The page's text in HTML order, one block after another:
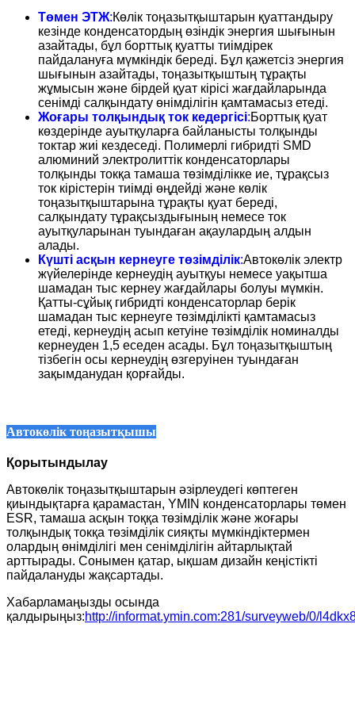
Төмен ЭТЖ:Көлік тоңазытқыштарын қуаттандыру
кезінде конденсатордың өзіндік энергия шығынын
азайтады, бұл борттық қуатты тиімдірек
пайдалануға мүмкіндік береді. Бұл қажетсіз энергия
шығынын азайтады, тоңазытқыштың тұрақты
жұмысын және бірдей қуат кірісі жағдайларында
сенімді салқындату өнімділігін қамтамасыз етеді.
Жоғары толқындық ток кедергісі:Борттық қуат
көздерінде ауытқуларға байланысты толқынды
токтар жиі кездеседі. Полимерлі гибридті SMD
алюминий электролиттік конденсаторлары
толқынды токқа тамаша төзімділікке ие, тұрақсыз
ток кірістерін тиімді өңдейді және көлік
тоңазытқыштарына тұрақты қуат береді,
салқындату тұрақсыздығының немесе ток
ауытқуларынан туындаған ақаулардың алдын
алады.
Күшті асқын кернеуге төзімділік:Автокөлік электр
жүйелерінде кернеудің ауытқуы немесе уақытша
шамадан тыс кернеу жағдайлары болуы мүмкін.
Қатты-сұйық гибридті конденсаторлар берік
шамадан тыс кернеуге төзімділікті қамтамасыз
етеді, кернеудің асып кетуіне төзімділік номиналды
кернеуден 1,5 еседен асады. Бұл тоңазытқыштың
тізбегін осы кернеудің өзгеруінен туындаған
зақымданудан қорғайды.
Автокөлік тоңазытқышы
Қорытындылау
Автокөлік тоңазытқыштарын әзірлеудегі көптеген
қиындықтарға қарамастан, YMIN конденсаторлары төмен
ESR, тамаша асқын тоққа төзімділік және жоғары
толқындық токқа төзімділік сияқты мүмкіндіктермен
олардың өнімділігі мен сенімділігін айтарлықтай
арттырады. Сонымен қатар, ықшам дизайн кеңістікті
пайдалануды жақсартады.
Хабарламаңызды осында
қалдырыңыз:http://informat.ymin.com:281/surveyweb/0/